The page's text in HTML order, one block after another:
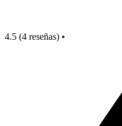
4.5 (4 reseñas) •